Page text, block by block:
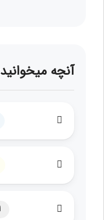
آنچه